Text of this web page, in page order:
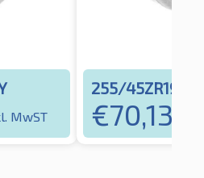
MwST
255/45ZR19
€70,13